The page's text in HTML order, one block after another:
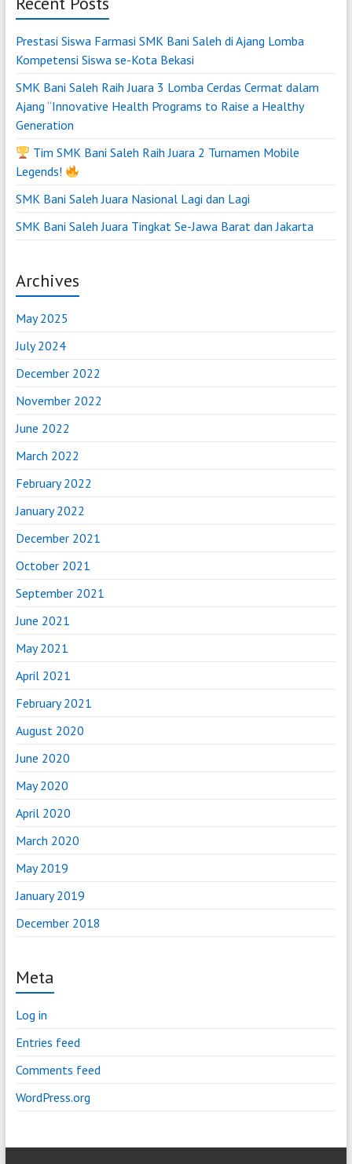
Prestasi Siswa Farmasi SMK Bani Saleh di Ajang Lomba
Kompetensi Siswa se-Kota Bekasi
SMK Bani Saleh Raih Juara 3 Lomba Cerdas Cermat dalam
Ajang “Innovative Health Programs to Raise a Healthy
Generation
Tim SMK Bani Saleh Raih Juara 2 Turnamen Mobile
Legends!
SMK Bani Saleh Juara Nasional Lagi dan Lagi
SMK Bani Saleh Juara Tingkat Se-Jawa Barat dan Jakarta
Archives
May 2025
July 2024
December 2022
November 2022
June 2022
March 2022
February 2022
January 2022
December 2021
October 2021
September 2021
June 2021
May 2021
April 2021
February 2021
August 2020
June 2020
May 2020
April 2020
March 2020
May 2019
January 2019
December 2018
Meta
Log in
Entries feed
Comments feed
WordPress.org